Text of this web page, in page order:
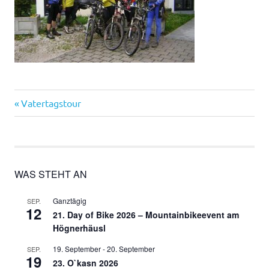
Beitragsnavigation
Vorheriger
Beitrag:
Vatertagstour
WAS STEHT AN
SEP.
12
Ganztägig
21. Day of Bike 2026 – Mountainbikeevent am
Högnerhäusl
SEP.
19
19. September-20. September
23. O`kasn 2026